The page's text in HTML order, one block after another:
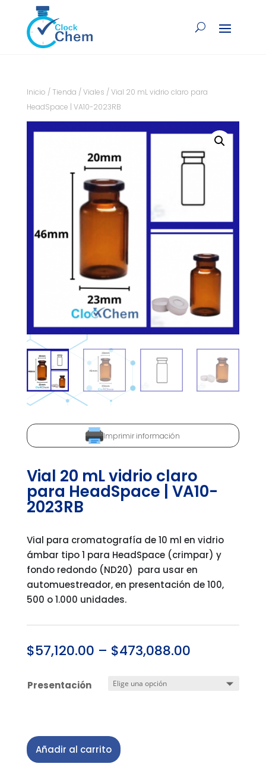
Inicio / Tienda /Viales / Vial 20 mL vidrio claro para
HeadSpace | VA10-2023RB
Imprimir información
Vial 20 mL vidrio claro
para HeadSpace | VA10-
2023RB
Vial para cromatografía de 10 ml en vidrio
ámbar tipo 1 para HeadSpace (crimpar) y
fondo redondo (ND20) para usar en
automuestreador, en presentación de 100,
500 o 1.000 unidades.
$57,120.00 – $473,088.00
Presentación
Añadir al carrito